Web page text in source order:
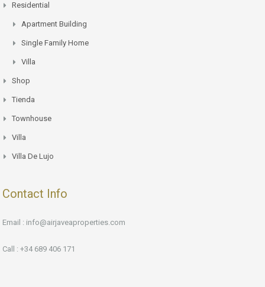
Residential
Apartment Building
Single Family Home
Villa
Shop
Tienda
Townhouse
Villa
Villa De Lujo
Contact Info
Email : info@airjaveaproperties.com
Call : +34 689 406 171